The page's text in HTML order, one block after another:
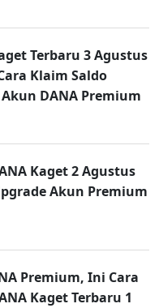
Terbaru 3 Agustus
Klaim Saldo
DANA Premium
Kaget 2 Agustus
Akun Premium
Premium, Ini Cara
Kaget Terbaru 1